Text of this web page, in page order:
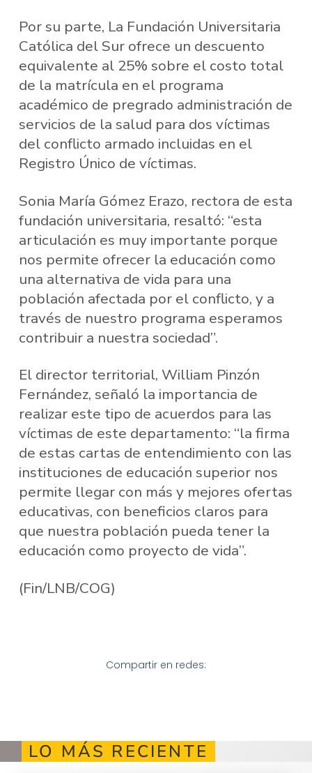
Por su parte, La Fundación Universitaria
Católica del Sur ofrece un descuento
equivalente al 25% sobre el costo total
de la matrícula en el programa
académico de pregrado administración de
servicios de la salud para dos víctimas
del conflicto armado incluidas en el
Registro Único de víctimas.
Sonia María Gómez Erazo, rectora de esta
fundación universitaria, resaltó: “esta
articulación es muy importante porque
nos permite ofrecer la educación como
una alternativa de vida para una
población afectada por el conflicto, y a
través de nuestro programa esperamos
contribuir a nuestra sociedad”.
El director territorial, William Pinzón
Fernández, señaló la importancia de
realizar este tipo de acuerdos para las
víctimas de este departamento: “la firma
de estas cartas de entendimiento con las
instituciones de educación superior nos
permite llegar con más y mejores ofertas
educativas, con beneficios claros para
que nuestra población pueda tener la
educación como proyecto de vida”.
(Fin/LNB/COG)
Compartir en redes:
LO MÁS RECIENTE